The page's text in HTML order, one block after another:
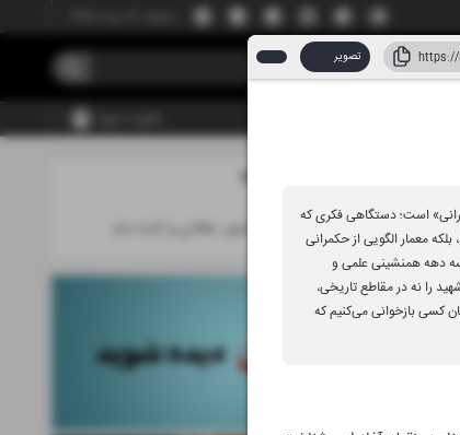
تصویر
است؛ دستگاهی فکری که
معمار الگویی از حکمرانی
سه دهه همنشینی علمی و
را نه در مقاطع تاریخی،
کسی بازخوانی می‌کنیم که
مطالب این صفحه
حکمرانی مردم محور، عقلانی و آینده ساز